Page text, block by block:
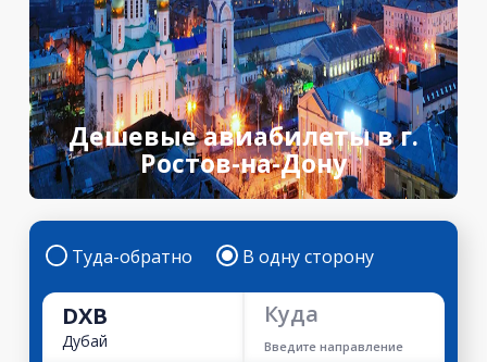
Дешевые авиабилеты в г.
Ростов-на-Дону
Туда-обратно В одну сторону
DXB
Дубай
Куда
Введите направление